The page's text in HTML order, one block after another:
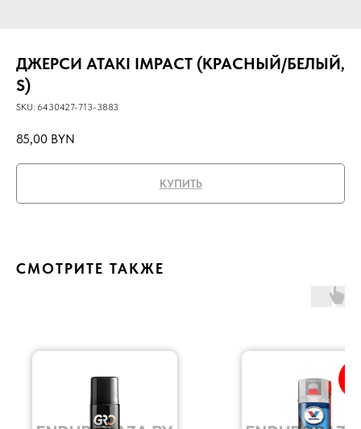
ДЖЕРСИ ATAKI IMPACT (КРАСНЫЙ/БЕЛЫЙ,
S)
SKU: 6430427-713-3883
85,00 BYN
КУПИТЬ
СМОТРИТЕ ТАКЖЕ